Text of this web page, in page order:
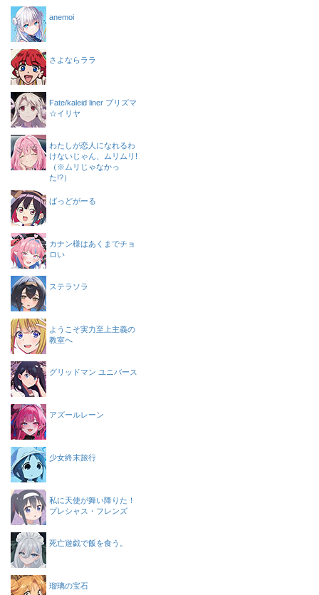
anemoi
さよならララ
Fate/kaleid liner プリズマ
☆イリヤ
わたしが恋人になれるわ
けないじゃん、ムリムリ!
（※ムリじゃなかっ
た!?）
ばっどがーる
カナン様はあくまでチョ
ロい
ステラソラ
ようこそ実力至上主義の
教室へ
グリッドマン ユニバース
アズールレーン
少女終末旅行
私に天使が舞い降りた！
プレシャス・フレンズ
死亡遊戯で飯を食う。
瑠璃の宝石